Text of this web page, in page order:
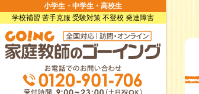
小学生・中学生・高校生
学校補習 苦手克服 受験対策 不登校 発達障害